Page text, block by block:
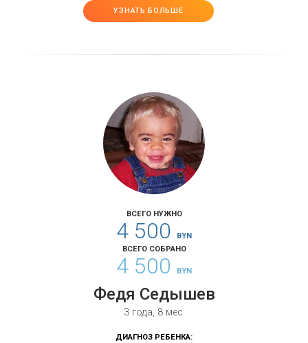
УЗНАТЬ БОЛЬШЕ
ВСЕГО НУЖНО
4 500
BYN
ВСЕГО СОБРАНО
4 500 BYN
Федя Седышев
3 года, 8 мес.
ДИАГНОЗ РЕБЕНКА: